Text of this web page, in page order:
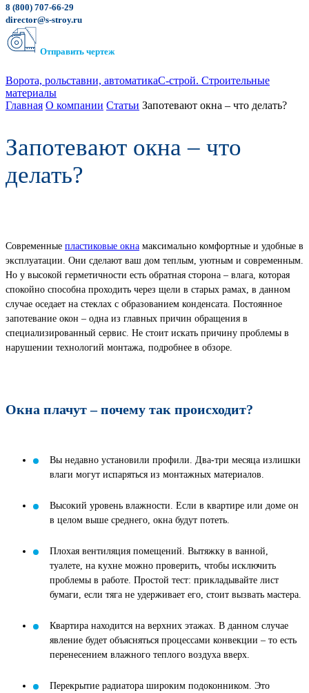
8 (800) 707-66-29
director@s-stroy.ru
Отправить чертеж
Ворота, рольставни, автоматикаС-строй. Строительные
материалы
Главная О компании Статьи Запотевают окна – что делать?
Запотевают окна – что
делать?
Современные пластиковые окна максимально комфортные и удобные в
эксплуатации. Они сделают ваш дом теплым, уютным и современным.
Но у высокой герметичности есть обратная сторона – влага, которая
спокойно способна проходить через щели в старых рамах, в данном
случае оседает на стеклах с образованием конденсата. Постоянное
запотевание окон – одна из главных причин обращения в
специализированный сервис. Не стоит искать причину проблемы в
нарушении технологий монтажа, подробнее в обзоре.
Окна плачут – почему так происходит?
Вы недавно установили профили. Два-три месяца излишки
влаги могут испаряться из монтажных материалов.
Высокий уровень влажности. Если в квартире или доме он
в целом выше среднего, окна будут потеть.
Плохая вентиляция помещений. Вытяжку в ванной,
туалете, на кухне можно проверить, чтобы исключить
проблемы в работе. Простой тест: прикладывайте лист
бумаги, если тяга не удерживает его, стоит вызвать мастера.
Квартира находится на верхних этажах. В данном случае
явление будет объясняться процессами конвекции – то есть
перенесением влажного теплого воздуха вверх.
Перекрытие радиатора широким подоконником. Это